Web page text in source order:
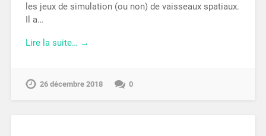
les jeux de simulation (ou non) de vaisseaux spatiaux.
Il a…
Lire la suite… →
26 décembre 2018 0